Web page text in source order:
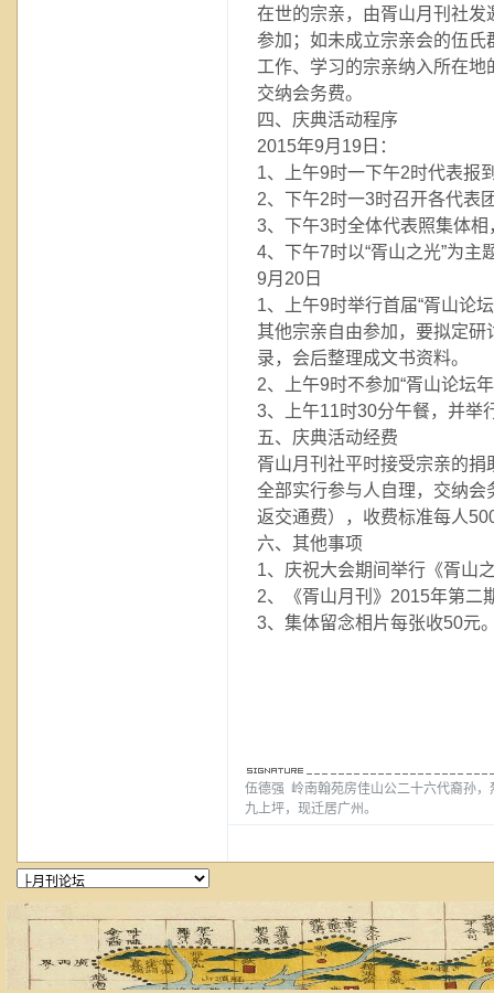
在世的宗亲，由胥山月刊社
参加；如未成立宗亲会的伍
工作、学习的宗亲纳入所在
交纳会务费。
四、庆典活动程序
2015年9月19日：
1、上午9时一下午2时代表报
2、下午2时一3时召开各代表
3、下午3时全体代表照集体
4、下午7时以“胥山之光”为
9月20日
1、上午9时举行首届“胥山论
其他宗亲自由参加，要拟定
录，会后整理成文书资料。
2、上午9时不参加“胥山论坛
3、上午11时30分午餐，并举
五、庆典活动经费
胥山月刊社平时接受宗亲的
全部实行参与人自理，交纳
返交通费），收费标准每人
六、其他事项
1、庆祝大会期间举行《胥山
2、《胥山月刊》2015年第二
3、集体留念相片每张收50元
伍德强 岭南翰苑房佳山公二十六代裔孙
九上坪，现迁居广州。